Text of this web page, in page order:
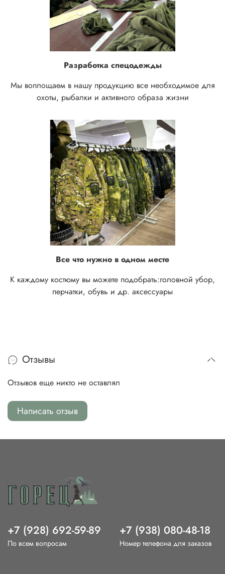
Разработка спецодежды
Мы воплощаем в нашу продукцию все необходимое для
охоты, рыбалки и активного образа жизни
Все что нужно в одном месте
К каждому костюму вы можете подобрать:головной убор,
перчатки, обувь и др. аксессуары
Отзывы
Отзывов еще никто не оставлял
Написать отзыв
+7 (928) 692-59-89
По всем вопросам
+7 (938) 080-48-18
Номер телефона для заказов